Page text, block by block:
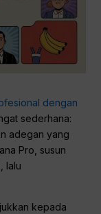
dengan
sederhana:
adegan yang
Pro, susun
lalu
kepada